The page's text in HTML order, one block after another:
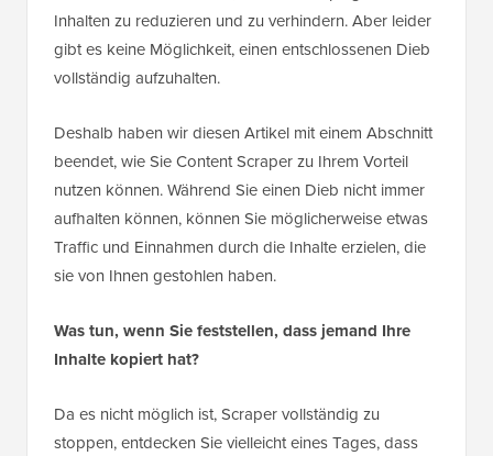
Inhalten zu reduzieren und zu verhindern. Aber leider
gibt es keine Möglichkeit, einen entschlossenen Dieb
vollständig aufzuhalten.
Deshalb haben wir diesen Artikel mit einem Abschnitt
beendet, wie Sie Content Scraper zu Ihrem Vorteil
nutzen können. Während Sie einen Dieb nicht immer
aufhalten können, können Sie möglicherweise etwas
Traffic und Einnahmen durch die Inhalte erzielen, die
sie von Ihnen gestohlen haben.
Was tun, wenn Sie feststellen, dass jemand Ihre
Inhalte kopiert hat?
Da es nicht möglich ist, Scraper vollständig zu
stoppen, entdecken Sie vielleicht eines Tages, dass